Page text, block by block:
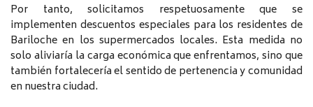
Por tanto, solicitamos respetuosamente que se
implementen descuentos especiales para los residentes de
Bariloche en los supermercados locales. Esta medida no
solo aliviaría la carga económica que enfrentamos, sino que
también fortalecería el sentido de pertenencia y comunidad
en nuestra ciudad.